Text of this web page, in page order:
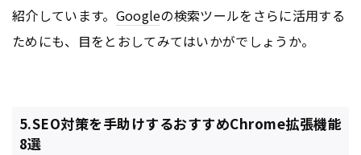
紹介しています。 Googleの検索ツールをさらに活用する
ためにも、目をとおしてみてはいかがでしょうか。
5.SEO対策を手助けするおすすめChrome拡張機能
8選